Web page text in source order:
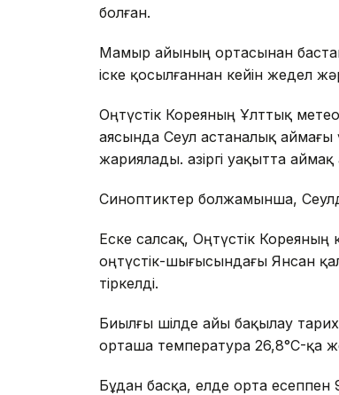
болған.
Мамыр айының ортасынан
іске қосылғаннан кейін жедел
Оңтүстік Кореяның Ұлттық
аясында Сеул астаналық
жариялады. Қазіргі уақытта
Синоптиктер болжамынша,
Еске салсақ, Оңтүстік Кореяның
оңтүстік-шығысындағы Янсан
тіркелді.
Биылғы шілде айы бақылау
орташа температура 26,8°C-қа
Бұдан басқа, елде орта есеппен